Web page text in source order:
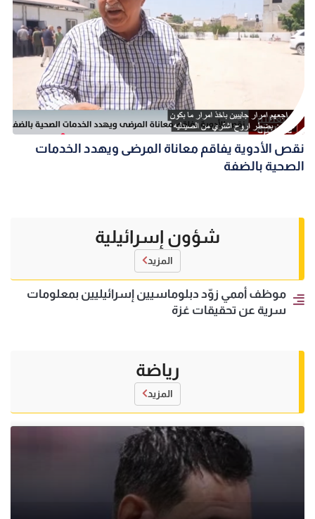
نقص الأدوية يفاقم معاناة المرضى ويهدد الخدمات
الصحية بالضفة
شؤون إسرائيلية
المزيد
موظف أممي زوّد دبلوماسيين إسرائيليين بمعلومات
سرية عن تحقيقات غزة
رياضة
المزيد